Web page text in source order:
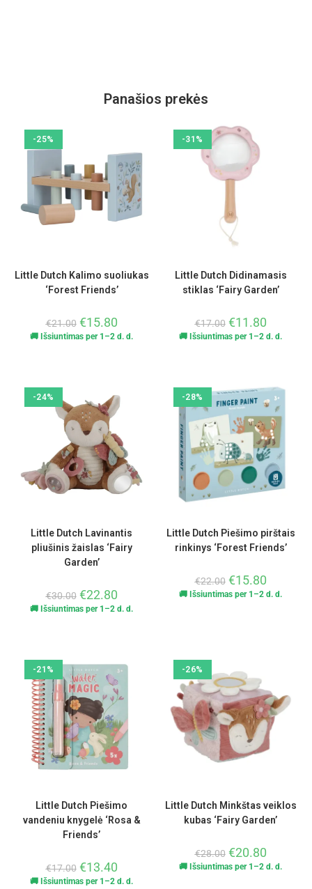
Panašios prekės
-25%
Little Dutch Kalimo suoliukas
‘Forest Friends’
€21.00 €15.80
🚚 Išsiuntimas per 1–2 d. d.
-31%
Little Dutch Didinamasis
stiklas ‘Fairy Garden’
€17.00 €11.80
🚚 Išsiuntimas per 1–2 d. d.
-24%
Little Dutch Lavinantis
pliušinis žaislas ‘Fairy
Garden’
€30.00 €22.80
🚚 Išsiuntimas per 1–2 d. d.
-28%
Little Dutch Piešimo pirštais
rinkinys ‘Forest Friends’
€22.00 €15.80
🚚 Išsiuntimas per 1–2 d. d.
-21%
Little Dutch Piešimo
vandeniu knygelė ‘Rosa &
Friends’
€17.00 €13.40
🚚 Išsiuntimas per 1–2 d. d.
-26%
Little Dutch Minkštas veiklos
kubas ‘Fairy Garden’
€28.00 €20.80
🚚 Išsiuntimas per 1–2 d. d.